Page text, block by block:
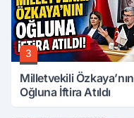
3
Milletvekili Özkaya’nın
Oğluna İftira Atıldı